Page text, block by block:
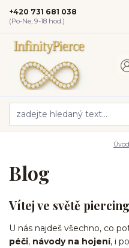
+420 731 681 038
(Po-Ne, 9-18 hod.)
Úvod
Blog
Vítej ve světě
U nás najdeš všechno, co
péči, návody na hojení, i